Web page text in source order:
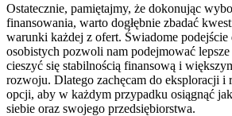
Ostatecznie, pamiętajmy, że dokonując
finansowania, warto dogłębnie zbadać
warunki każdej z ofert. Świadome
osobistych pozwoli nam podejmować
cieszyć się stabilnością finansową i
rozwoju. Dlatego zachęcam do eksploracji i
opcji, aby w każdym przypadku osiągnąć
siebie oraz swojego przedsiębiorstwa.